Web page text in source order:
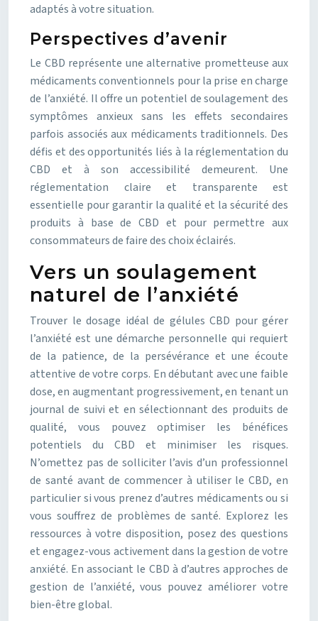
adaptés à votre situation.
Perspectives d’avenir
Le CBD représente une alternative prometteuse aux
médicaments conventionnels pour la prise en charge
de l’anxiété. Il offre un potentiel de soulagement des
symptômes anxieux sans les effets secondaires
parfois associés aux médicaments traditionnels. Des
défis et des opportunités liés à la réglementation du
CBD et à son accessibilité demeurent. Une
réglementation claire et transparente est
essentielle pour garantir la qualité et la sécurité des
produits à base de CBD et pour permettre aux
consommateurs de faire des choix éclairés.
Vers un soulagement
naturel de l’anxiété
Trouver le dosage idéal de gélules CBD pour gérer
l’anxiété est une démarche personnelle qui requiert
de la patience, de la persévérance et une écoute
attentive de votre corps. En débutant avec une faible
dose, en augmentant progressivement, en tenant un
journal de suivi et en sélectionnant des produits de
qualité, vous pouvez optimiser les bénéfices
potentiels du CBD et minimiser les risques.
N’omettez pas de solliciter l’avis d’un professionnel
de santé avant de commencer à utiliser le CBD, en
particulier si vous prenez d’autres médicaments ou si
vous souffrez de problèmes de santé. Explorez les
ressources à votre disposition, posez des questions
et engagez-vous activement dans la gestion de votre
anxiété. En associant le CBD à d’autres approches de
gestion de l’anxiété, vous pouvez améliorer votre
bien-être global.